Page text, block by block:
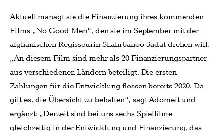
Aktuell managt sie die Finanzierung ihres kommenden
Films „No Good Men“, den sie im September mit der
afghanischen Regisseurin Shahrbanoo Sadat drehen will.
„An diesem Film sind mehr als 20 Finanzierungspartner
aus verschiedenen Ländern beteiligt. Die ersten
Zahlungen für die Entwicklung flossen bereits 2020. Da
gilt es, die Übersicht zu behalten“, sagt Adomeit und
ergänzt: „Derzeit sind bei uns sechs Spielfilme
gleichzeitig in der Entwicklung und Finanzierung, das